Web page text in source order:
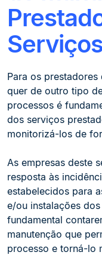
Para os
quer de outro tipo
processos é
dos serviços
monitorizá-los de
As empresas deste
resposta às
estabelecidos para
e/ou instalações
fundamental
manutenção que
processo e torná-lo